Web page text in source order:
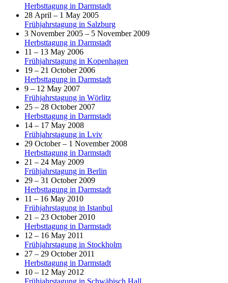
Herbsttagung in Darmstadt
28 April – 1 May 2005
Frühjahrstagung in Salzburg
3 November 2005 – 5 November 2009
Herbsttagung in Darmstadt
11 – 13 May 2006
Frühjahrstagung in Kopenhagen
19 – 21 October 2006
Herbsttagung in Darmstadt
9 – 12 May 2007
Frühjahrstagung in Wörlitz
25 – 28 October 2007
Herbsttagung in Darmstadt
14 – 17 May 2008
Frühjahrstagung in Lviv
29 October – 1 November 2008
Herbsttagung in Darmstadt
21 – 24 May 2009
Frühjahrstagung in Berlin
29 – 31 October 2009
Herbsttagung in Darmstadt
11 – 16 May 2010
Frühjahrstagung in Istanbul
21 – 23 October 2010
Herbsttagung in Darmstadt
12 – 16 May 2011
Frühjahrstagung in Stockholm
27 – 29 October 2011
Herbsttagung in Darmstadt
10 – 12 May 2012
Frühjahrstagung in Schwäbisch Hall